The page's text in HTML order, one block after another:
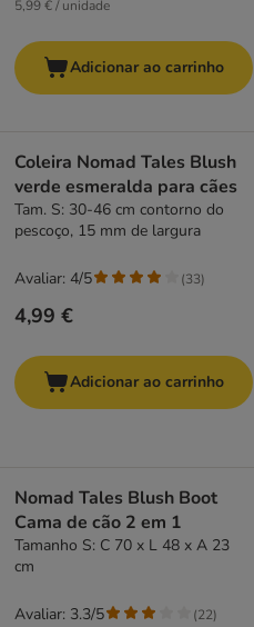
5,99 € / unidade
Adicionar ao carrinho
Coleira Nomad Tales Blush
verde esmeralda para cães
Tam. S: 30-46 cm contorno do
pescoço, 15 mm de largura
4,99 €
Avaliar: 4/5 (33)
Adicionar ao carrinho
Nomad Tales Blush Boot
Cama de cão 2 em 1
Tamanho S: C 70 x L 48 x A 23
cm
Avaliar: 3.3/5 (22)